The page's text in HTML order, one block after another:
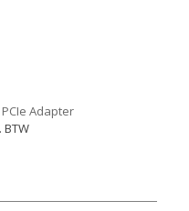
PCIe Adapter
BTW